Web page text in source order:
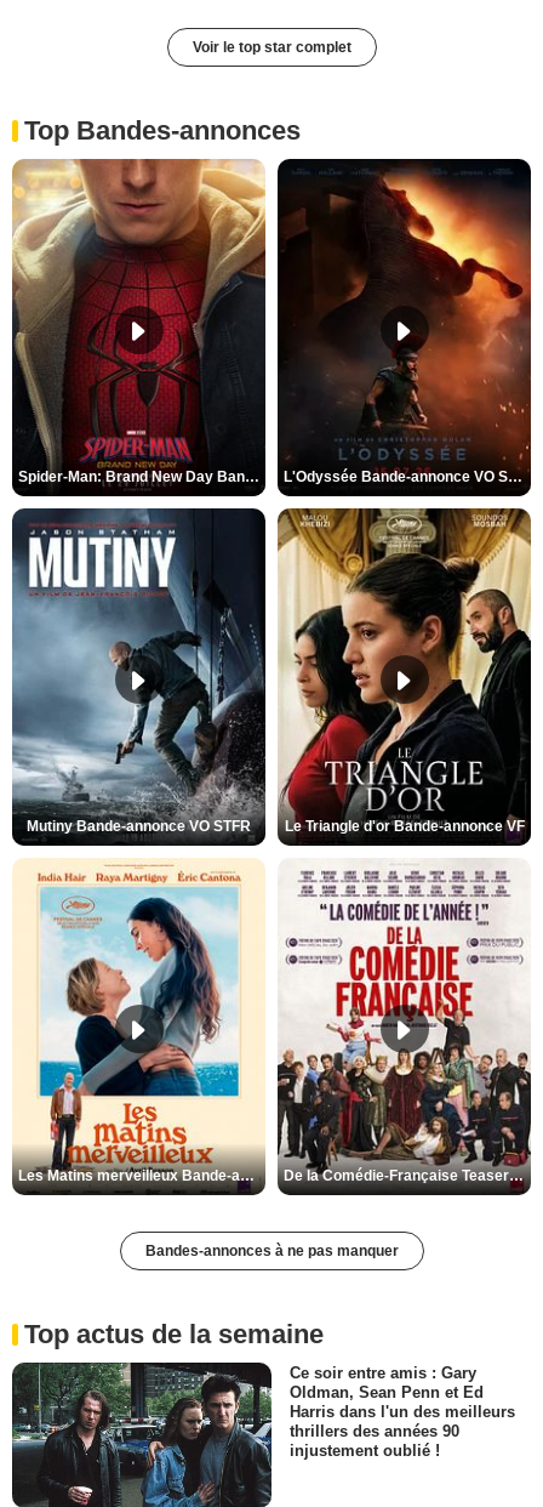
Voir le top star complet
Top Bandes-annonces
Spider-Man: Brand New Day Bande-annonce VO STFR L'Odyssée Bande-annonce VO STFR
Mutiny Bande-annonce VO STFR Le Triangle d'or Bande-annonce VF
Les Matins merveilleux Bande-annonce VF De la Comédie-Française Teaser VF
Bandes-annonces à ne pas manquer
Top actus de la semaine
Ce soir entre amis : Gary
Oldman, Sean Penn et Ed
Harris dans l'un des meilleurs
thrillers des années 90
injustement oublié !